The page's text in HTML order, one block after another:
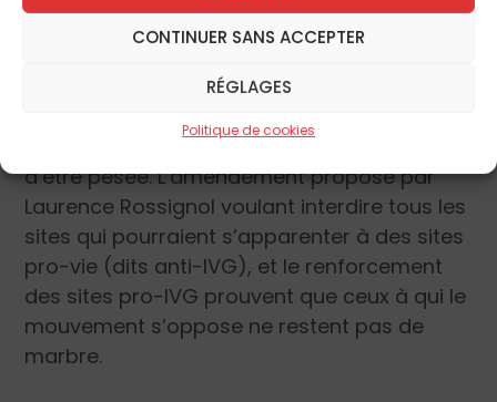
CONTINUER SANS ACCEPTER
RÉGLAGES
Politique de cookies
Actuellement, ils multiplient les sites
l’aide aux femmes enceintes en situation de
phase de détresse, cette dernière mérite
d’être pesée. L’amendement proposé par
Laurence Rossignol voulant interdire tous les
sites qui pourraient s’apparenter à des sites
pro-vie (dits ­anti-IVG), et le renforcement
des sites pro-IVG prouvent que ceux à qui le
mouvement s’oppose ne restent pas de
marbre.